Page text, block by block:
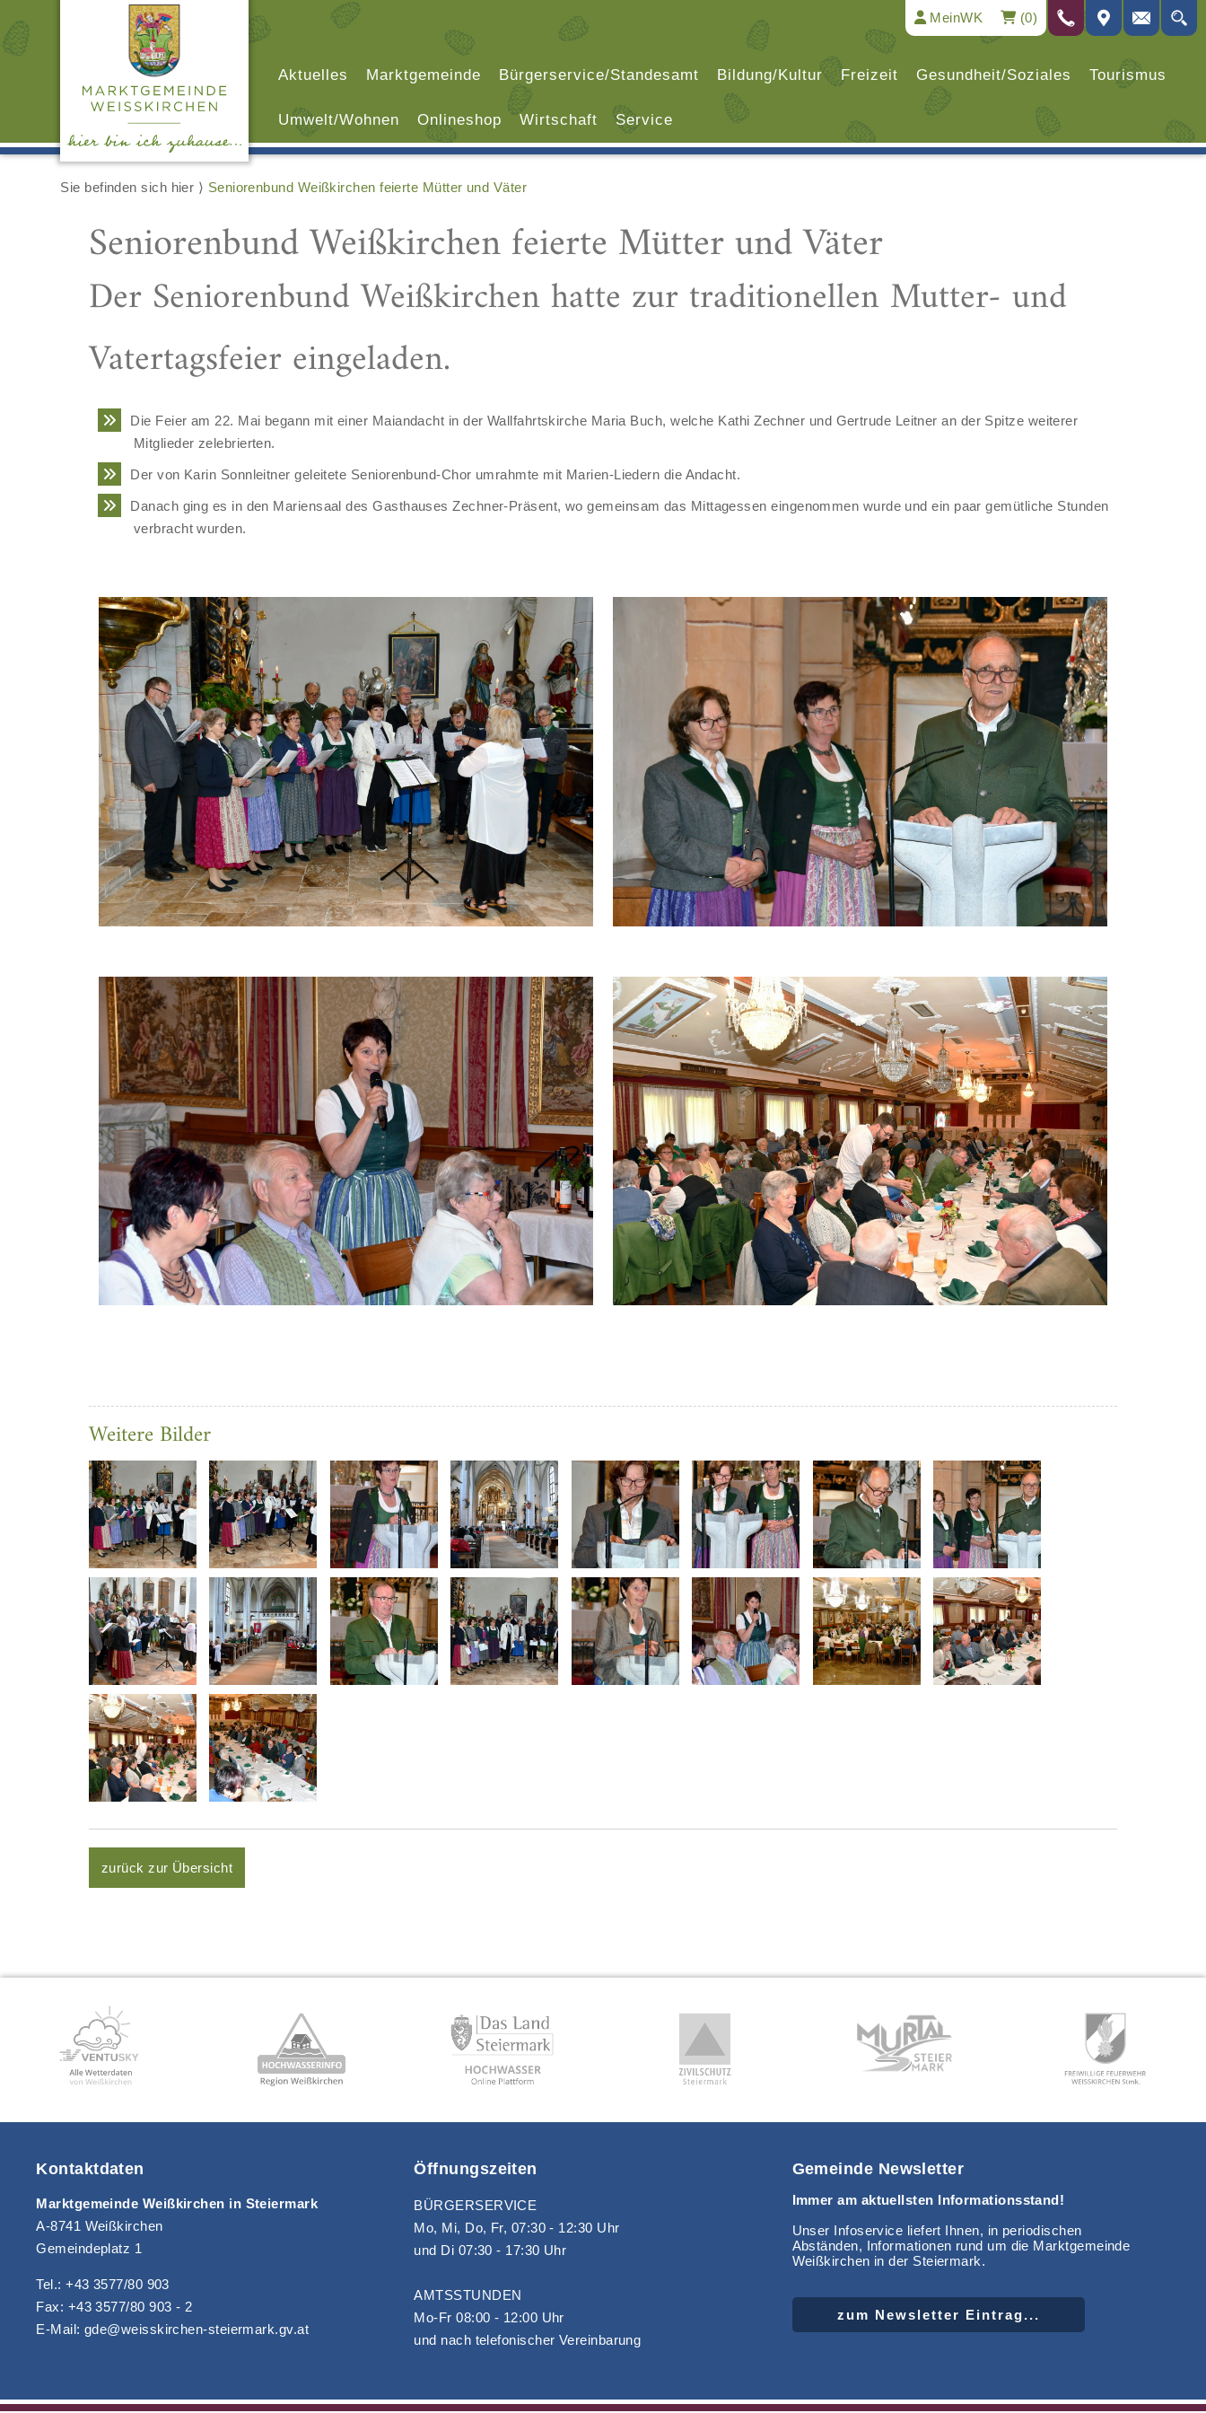
MeinWK (0)
Aktuelles Marktgemeinde Bürgerservice/Standesamt Bildung/Kultur Freizeit Gesundheit/Soziales Tourismus
Umwelt/Wohnen Onlineshop Wirtschaft Service
Sie befinden sich hier ⟩ Seniorenbund Weißkirchen feierte Mütter und Väter
Seniorenbund Weißkirchen feierte Mütter und Väter
Der Seniorenbund Weißkirchen hatte zur traditionellen Mutter- und
Vatertagsfeier eingeladen.
Die Feier am 22. Mai begann mit einer Maiandacht in der Wallfahrtskirche Maria Buch, welche Kathi Zechner und Gertrude Leitner an der Spitze weiterer
Mitglieder zelebrierten.
Der von Karin Sonnleitner geleitete Seniorenbund-Chor umrahmte mit Marien-Liedern die Andacht.
Danach ging es in den Mariensaal des Gasthauses Zechner-Präsent, wo gemeinsam das Mittagessen eingenommen wurde und ein paar gemütliche Stunden
verbracht wurden.
Weitere Bilder
zurück zur Übersicht
Kontaktdaten
Marktgemeinde Weißkirchen in Steiermark
A-8741 Weißkirchen
Gemeindeplatz 1
Tel.: +43 3577/80 903
Fax: +43 3577/80 903 - 2
E-Mail: gde@weisskirchen-steiermark.gv.at
Öffnungszeiten
BÜRGERSERVICE
Mo, Mi, Do, Fr, 07:30 - 12:30 Uhr
und Di 07:30 - 17:30 Uhr
AMTSSTUNDEN
Mo-Fr 08:00 - 12:00 Uhr
und nach telefonischer Vereinbarung
Gemeinde Newsletter
Immer am aktuellsten Informationsstand!
Unser Infoservice liefert Ihnen, in periodischen
Abständen, Informationen rund um die Marktgemeinde
Weißkirchen in der Steiermark.
zum Newsletter Eintrag...